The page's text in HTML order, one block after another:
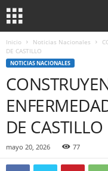
Inicio Noticias Nacionales
DE CASTILLO
NOTICIAS NACIONALES
DE CASTILLO
mayo 20, 2026 77